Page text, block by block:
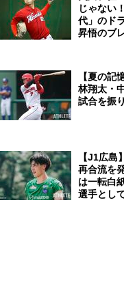
じゃない
代」のド
昇悟のブ
【夏の記
林翔太・
試合を振
【J1広島
再合流を
は一転白
選手とし